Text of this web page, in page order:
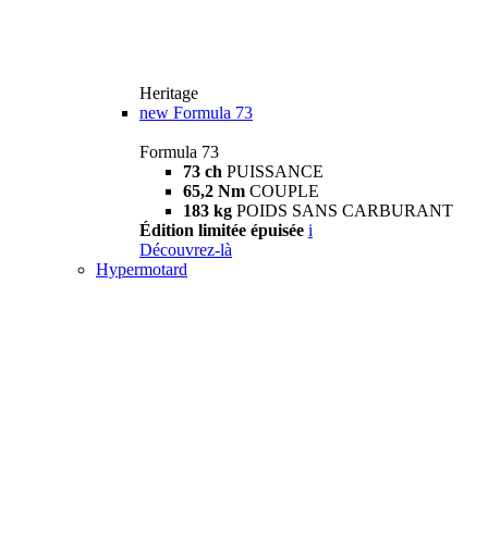
Heritage
new Formula 73
Formula 73
73 ch PUISSANCE
65,2 Nm COUPLE
183 kg POIDS SANS CARBURANT
Édition limitée épuisée i
Découvrez-là
Hypermotard